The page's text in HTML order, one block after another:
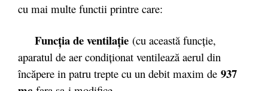
cu mai multe functii printre care:
Funcţia de ventilaţie (cu această funcţie,
aparatul de aer condiţionat ventilează aerul din
încăpere in patru trepte cu un debit maxim de 937